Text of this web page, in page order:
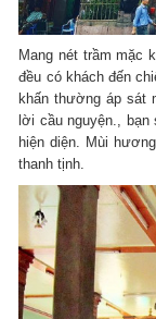
Mang nét trầm mặc
đều có khách đến
khấn thường áp sát
lời cầu nguyện., bạn
hiện diện. Mùi
thanh tịnh.